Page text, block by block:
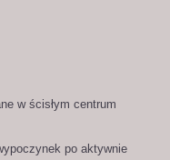
w ścisłym centrum
po aktywnie